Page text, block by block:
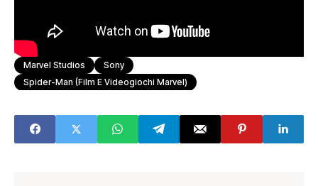
Marvel Studios
Sony
Spider-Man (Film E Videogiochi Marvel)